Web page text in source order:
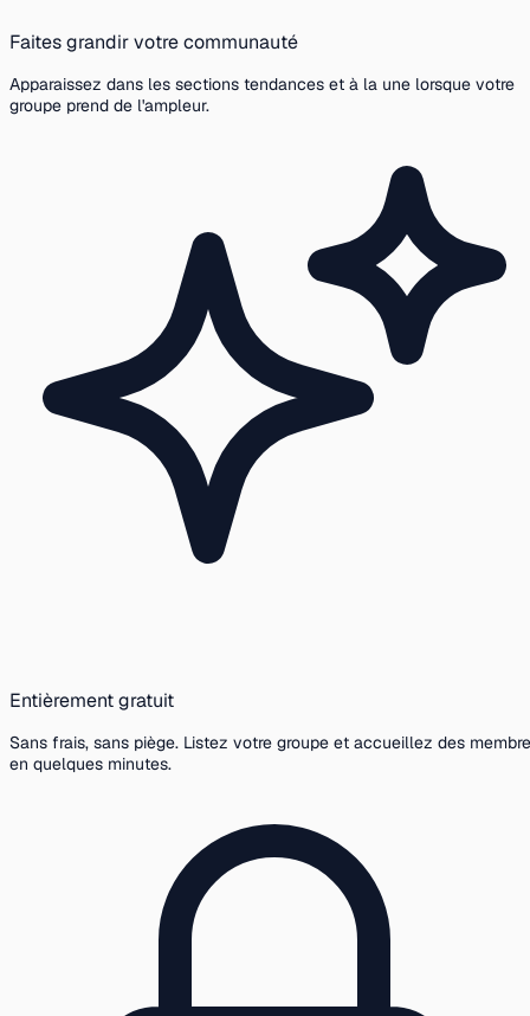
Faites grandir votre communauté
Apparaissez dans les sections tendances et à la une lorsque votre
groupe prend de l'ampleur.
Entièrement gratuit
Sans frais, sans piège. Listez votre groupe et accueillez des
en quelques minutes.